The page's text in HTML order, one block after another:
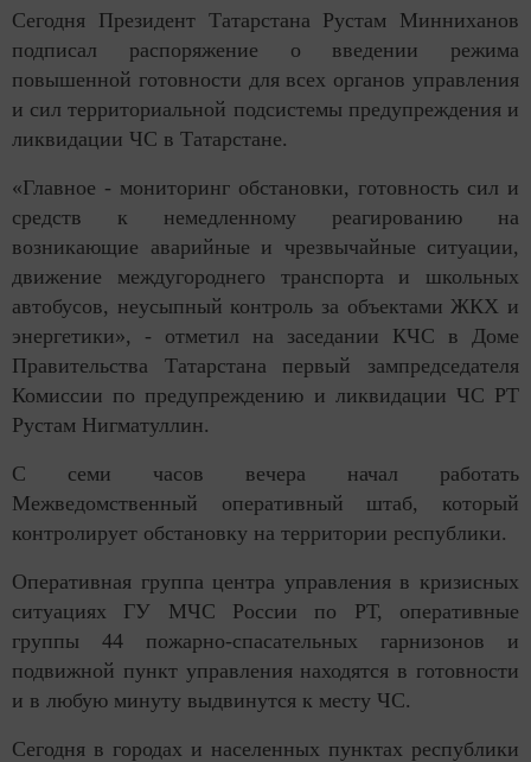
Сегодня Президент Татарстана Рустам Минниханов
подписал распоряжение о введении режима
повышенной готовности для всех органов управления
и сил территориальной подсистемы предупреждения и
ликвидации ЧС в Татарстане.
«Главное - мониторинг обстановки, готовность сил и
средств к немедленному реагированию на
возникающие аварийные и чрезвычайные ситуации,
движение междугороднего транспорта и школьных
автобусов, неусыпный контроль за объектами ЖКХ и
энергетики», - отметил на заседании КЧС в Доме
Правительства Татарстана первый зампредседателя
Комиссии по предупреждению и ликвидации ЧС РТ
Рустам Нигматуллин.
С семи часов вечера начал работать
Межведомственный оперативный штаб, который
контролирует обстановку на территории республики.
Оперативная группа центра управления в кризисных
ситуациях ГУ МЧС России по РТ, оперативные
группы 44 пожарно-спасательных гарнизонов и
подвижной пункт управления находятся в готовности
и в любую минуту выдвинутся к месту ЧС.
Сегодня в городах и населенных пунктах республики